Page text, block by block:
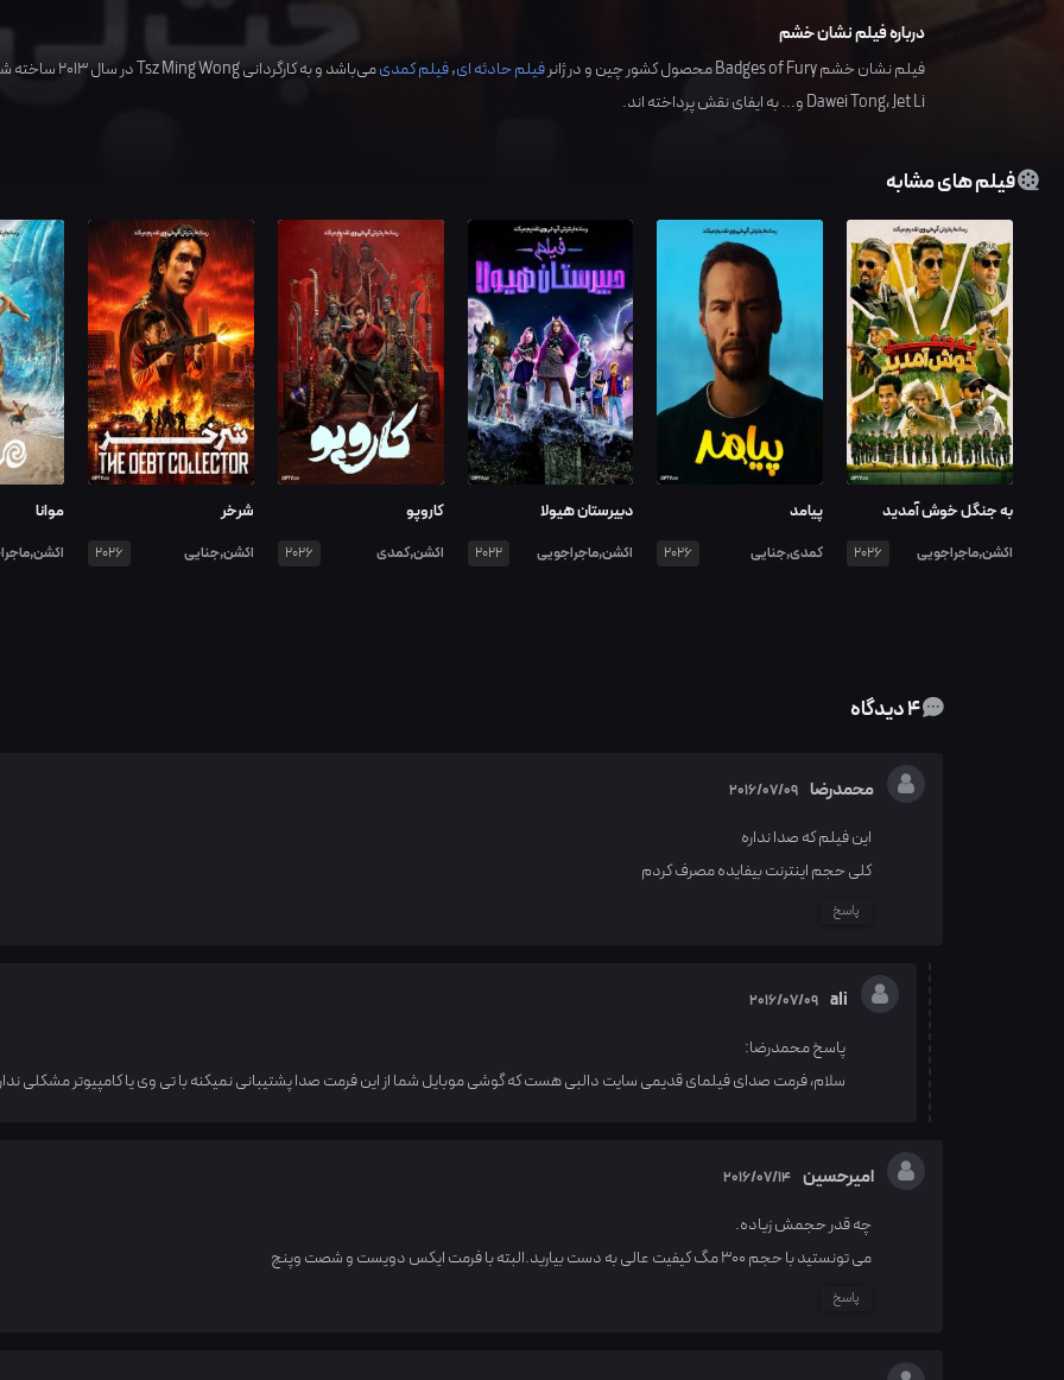
درباره فیلم نشان خشم
فیلم نشان خشم Badges of Fury محصول کشور چینو در ژانرفیلم حادثه ای,فیلم کمدیمی‌باشد و به کارگردانیTsz Ming Wongدر سال2013ساخته
Dawei Tong،Jet Li و... به ایفای نقش پرداخته اند.
فیلم های مشابه
به جنگل خوش آمدید
اکشن,ماجراجویی 2026
پیامد
کمدی,جنایی 2026
دبیرستان هیولا
اکشن,ماجراجویی 2022
کاروپو
اکشن,کمدی 2026
شرخر
اکشن,جنایی 2026
موانا
4 دیدگاه
محمدرضا 2016/07/09
این فیلم که صدا نداره
کلی حجم اینترنت بیفایده مصرف کردم
پاسخ
ali
2016/07/09
پاسخ محمدرضا:
سلام، فرمت صدای فیلمای قدیمی سایت دالبی هست که گوشی موبایل شما از این فرمت صدا پشتیبانی نمیکنه با تی وی یا کامپیوتر مشکلی
امیرحسین 2016/07/14
چه قدر حجمش زیاده.
می تونستید با حجم 300 مگ کیفیت عالی به دست بیارید.البته با فرمت ایکس دویست و شصت وپنج
پاسخ